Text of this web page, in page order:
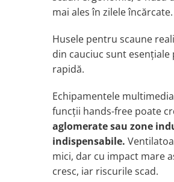
Proiectoare Halogen plus LED
Accesorii Goarne Pneumatice
Autocolante reflectorizante si
Avertizare sonora
Claxoane Auto si Semnale Electrice
de Avertizare
Goarne si trompete cu aer
Benzi si placi reflectorizante
Girofaruri auto si camion
mai ales în zilele încărcate.
Husele pentru scaune
din cauciuc sunt
rapidă.
Echipamentele
funcţii hands-free poate
aglomerate sau zone
indispensabile.
mici, dar cu impact mare
cresc, iar riscurile scad.